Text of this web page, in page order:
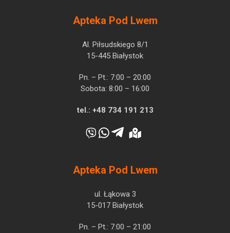
Apteka Pod Lwem
Al. Piłsudskiego 8/1
15-445 Białystok
Pn. – Pt.: 7:00 – 20:00
Sobota: 8:00 – 16:00
tel.: +48 734 191 213
Apteka Pod Lwem
ul. Łąkowa 3
15-017 Białystok
Pn. – Pt.: 7:00 – 21:00